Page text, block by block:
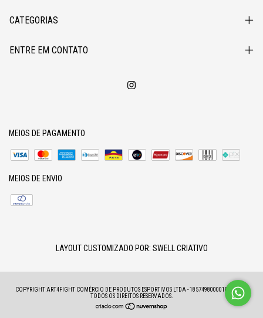
CATEGORIAS
ENTRE EM CONTATO
MEIOS DE PAGAMENTO
MEIOS DE ENVIO
LAYOUT CUSTOMIZADO POR: SWELL CRIATIVO
COPYRIGHT ART4FIGHT COMÉRCIO DE PRODUTOS ESPORTIVOS LTDA - 18574980000100 - 2026.
TODOS OS DIREITOS RESERVADOS.